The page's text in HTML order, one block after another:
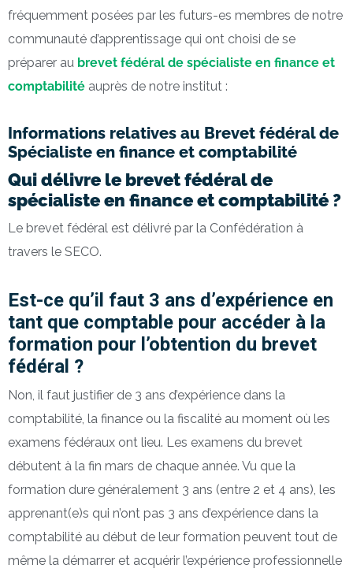
fréquemment posées par les futurs-es membres de notre
communauté d’apprentissage qui ont choisi de se
préparer au brevet fédéral de spécialiste en finance et
comptabilité auprès de notre institut :
Informations relatives au Brevet fédéral de
Spécialiste en finance et comptabilité
Qui délivre le brevet fédéral de
spécialiste en finance et comptabilité ?
Le brevet fédéral est délivré par la Confédération à
travers le SECO.
Est-ce qu’il faut 3 ans d’expérience en
tant que comptable pour accéder à la
formation pour l’obtention du brevet
fédéral ?
Non, il faut justifier de 3 ans d’expérience dans la
comptabilité, la finance ou la fiscalité au moment où les
examens fédéraux ont lieu. Les examens du brevet
débutent à la fin mars de chaque année. Vu que la
formation dure généralement 3 ans (entre 2 et 4 ans), les
apprenant(e)s qui n’ont pas 3 ans d’expérience dans la
comptabilité au début de leur formation peuvent tout de
même la démarrer et acquérir l’expérience professionnelle